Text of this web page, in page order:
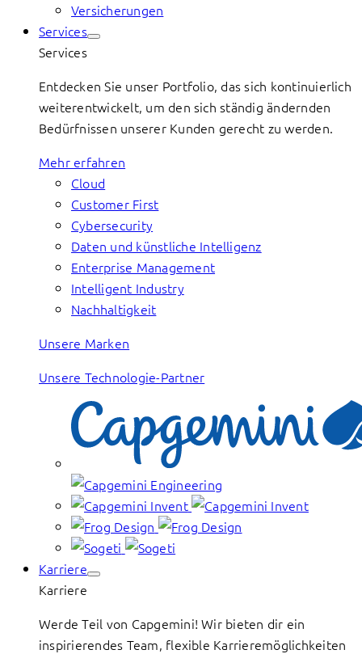
Versicherungen
Services
Services
Entdecken Sie unser Portfolio, das sich kontinuierlich
weiterentwickelt, um den sich ständig ändernden
Bedürfnissen unserer Kunden gerecht zu werden.
Mehr erfahren
Cloud
Customer First
Cybersecurity
Daten und künstliche Intelligenz
Enterprise Management
Intelligent Industry
Nachhaltigkeit
Unsere Marken
Unsere Technologie-Partner
Karriere
Karriere
Werde Teil von Capgemini! Wir bieten dir ein
inspirierendes Team, flexible Karrieremöglichkeiten